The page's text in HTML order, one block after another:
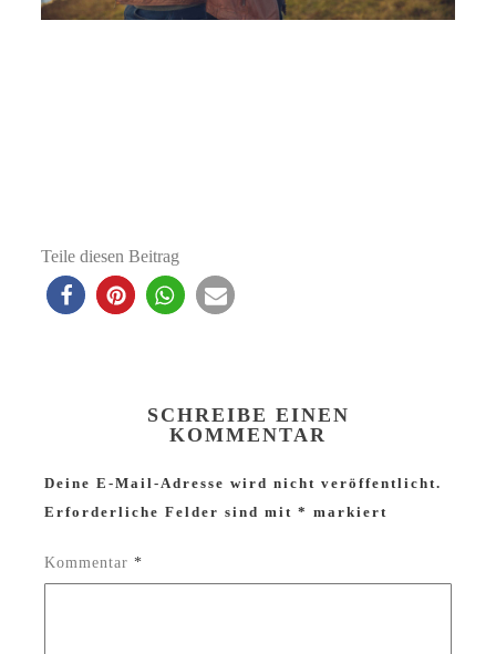
Teile diesen Beitrag
SCHREIBE EINEN
KOMMENTAR
Deine E-Mail-Adresse wird nicht veröffentlicht.
Erforderliche Felder sind mit* markiert
Kommentar*